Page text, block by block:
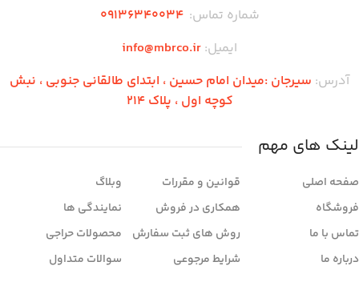
شماره تماس:۰۹136340034
ایمیل: info@mbrco.ir
آدرس: سیرجان :میدان امام حسین ، ابتدای طالقانی جنوبی ، نبش
کوچه اول ، پلاک 214
لینک های مهم
صفحه اصلی
فروشگاه
تماس با ما
درباره ما
قوانین و مقررات
همکاری در فروش
روش های ثبت سفارش
شرایط مرجوعی
وبلاگ
نمایندگی ها
محصولات حراجی
سوالات متداول